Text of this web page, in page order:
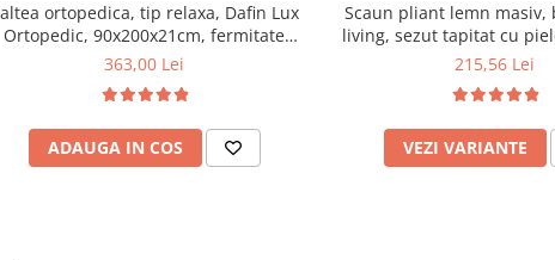
ortopedica, tip relaxa, Dafin Lux
Ortopedic, 90x200x21cm, fermitate
cu plasa de arcuri tip Bonell, fata
Salt Confort
363,00 Lei
ADAUGA IN COS
Scaun pliant lemn masiv,
living, sezut tapitat cu
100 kg, cires
215,56 Lei
VEZI VARIANTE